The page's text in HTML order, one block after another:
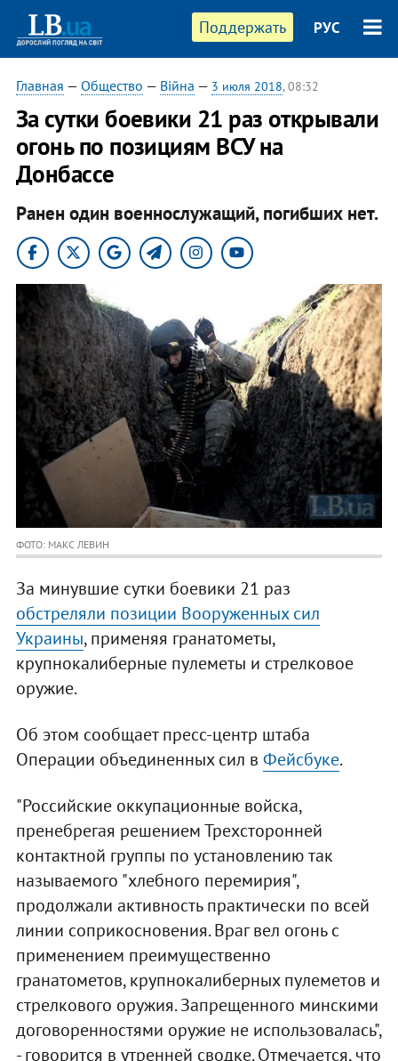
Поддержать РУС
Главная — Общество — Війна — 3 июля 2018, 08:32
За сутки боевики 21 раз открывали
огонь по позициям ВСУ на
Донбассе
Ранен один военнослужащий, погибших нет.
ФОТО: МАКС ЛЕВИН
За минувшие сутки боевики 21 раз
обстреляли позиции Вооруженных сил
Украины, применяя гранатометы,
крупнокалиберные пулеметы и стрелковое
оружие.
Об этом сообщает пресс-центр штаба
Операции объединенных сил в Фейсбуке.
"Российские оккупационные войска,
пренебрегая решением Трехсторонней
контактной группы по установлению так
называемого "хлебного перемирия",
продолжали активность практически по всей
линии соприкосновения. Враг вел огонь с
применением преимущественно
гранатометов, крупнокалиберных пулеметов и
стрелкового оружия. Запрещенного минскими
договоренностями оружие не использовалась",
- говорится в утренней сводке. Отмечается, что